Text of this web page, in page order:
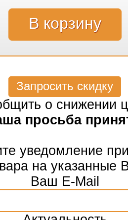
Запросить скидку
о снижении
просьба
уведомление
на указанные
Ваш E-Mail